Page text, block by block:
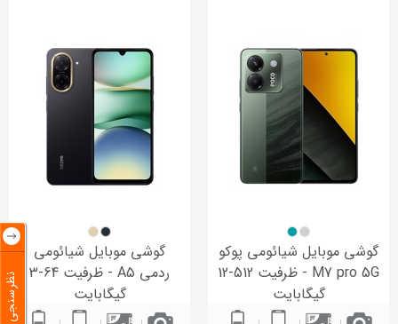
گوشی موبایل شیائومی پوکو
M7 pro 5G - ظرفیت 512-12
گیگابایت
گوشی موبایل شیائومی
ردمی A5 - ظرفیت 64-3
گیگابایت
نظرسنجی